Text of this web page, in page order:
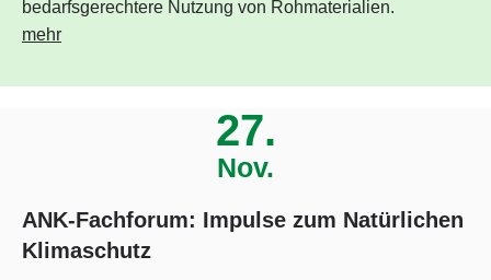
bedarfsgerechtere Nutzung von Rohmaterialien.
mehr
27.
Nov.
ANK-Fachforum: Impulse zum Natürlichen
Klimaschutz